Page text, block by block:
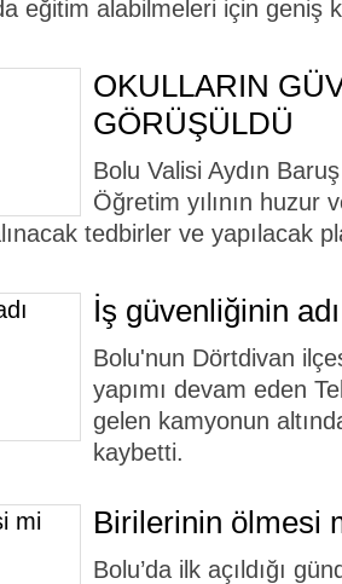
eğitim alabilmeleri için geniş
OKULLARIN
GÖRÜŞÜLDÜ
Bolu Valisi Aydın
Öğretim yılının huzur
tedbirler ve yapılacak
İş güvenliğinin
Bolu'nun Dörtdivan
yapımı devam eden
gelen kamyonun
kaybetti.
Birilerinin ölmesi
Bolu’da ilk açıldığı